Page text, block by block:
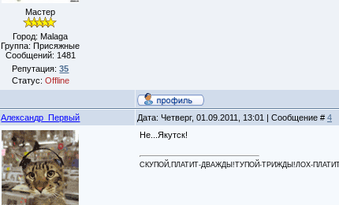
Мастер
Город: Malaga
Группа: Присяжные
Сообщений: 1481
Репутация:35
Статус: Offline
Александр_Первый Дата: Четверг, 01.09.2011, 13:01 | Сообщение # 4
Не...Якутск!
СКУПОЙ,ПЛАТИТ-ДВАЖДЫ!ТУПОЙ-ТРИЖДЫ!ЛОХ-